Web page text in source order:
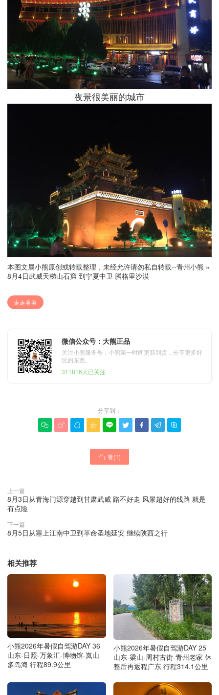
夜景很美丽的城市
本图文属小熊原创或转载整理，未经允许请勿私自转载--青州小熊 »
8月4日武威天梯山石窟 到宁夏中卫 腾格里沙漠
走走看看
微信公众号：大熊正品
关注小熊服务号，小熊第一时间更新到货，分享更多好
玩的东西。
311816人已关注
分享到：
        
 赞(1)
上一篇
8月3日从青海门源穿越到甘肃武威 路不好走 风景超好的线路 就是
有点险
下一篇
8月5日从塞上江南中卫到革命圣地延安 继续陕西之行
相关推荐
小熊2026年暑假自驾游DAY 36
山东-日照-万象汇-博物馆-岚山
多岛海 行程89.9公里
小熊2026年暑假自驾游DAY 25
山东-梁山-周村古街-青州老家 休
整后再返程广东 行程314.1公里